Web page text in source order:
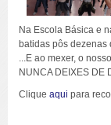
Na Escola Básica e
batidas pôs dezenas
...E ao mexer, o
NUNCA DEIXES DE
Cliqueaquipara